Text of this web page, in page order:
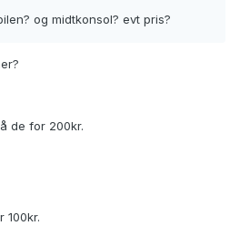
og midtkonsol? evt pris?
de for 200kr.
100kr.